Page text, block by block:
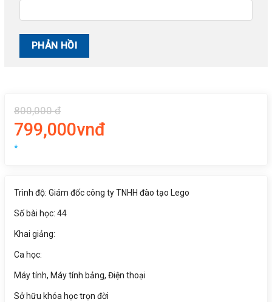
800,000 đ
799,000vnđ
*
Trình độ: Giám đốc công ty TNHH đào tạo Lego
Số bài học: 44
Khai giảng:
Ca học:
Máy tính, Máy tính bảng, Điện thoại
Sở hữu khóa học trọn đời